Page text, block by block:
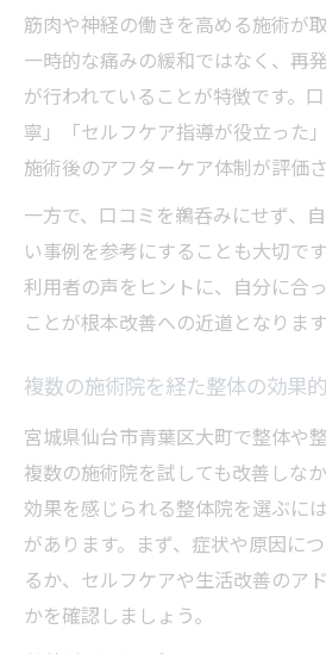
筋肉や神経の働きを高める施術が
一時的な痛みの緩和ではなく、再
が行われていることが特徴です。
寧」「セルフケア指導が役立った
施術後のアフターケア体制が評価さ
一方で、口コミを鵜呑みにせず、
い事例を参考にすることも大切で
利用者の声をヒントに、自分に合
ことが根本改善への近道となります
複数の施術院を経た整体の効果
宮城県仙台市青葉区大町で整体や
複数の施術院を試しても改善しな
効果を感じられる整体院を選ぶに
があります。まず、症状や原因に
るか、セルフケアや生活改善のア
かを確認しましょう。